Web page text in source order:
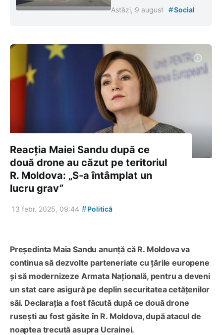
Astăzi, 9 august #Social
Reacția Maiei Sandu după ce
două drone au căzut pe teritoriul
R. Moldova: „S-a întâmplat un
lucru grav”
13 febr. 2025, 09:44 #Politică
Președinta Maia Sandu anunță că R. Moldova va
continua să dezvolte parteneriate cu țările europene
și să modernizeze Armata Națională, pentru a deveni
un stat care asigură pe deplin securitatea cetățenilor
săi. Declarația a fost făcută după ce două drone
rusești au fost găsite în R. Moldova, după atacul de
noaptea trecută asupra Ucrainei.